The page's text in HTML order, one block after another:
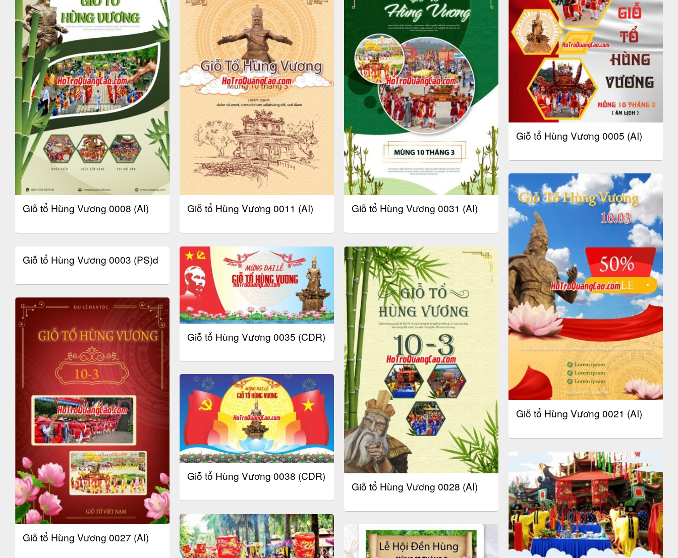
Giỗ tổ Hùng Vương 0008 (AI) Giỗ tổ Hùng Vương 0011 (AI) Giỗ tổ Hùng Vương 0031 (AI)
Giỗ tổ Hùng Vương 0005 (AI)
Giỗ tổ Hùng Vương 0021 (AI)
Giỗ tổ Hùng Vương 0003 (PS)d
Giỗ tổ Hùng Vương 0035 (CDR)
Giỗ tổ Hùng Vương 0028 (AI)
Giỗ tổ Hùng Vương 0027 (AI)
Giỗ tổ Hùng Vương 0038 (CDR)